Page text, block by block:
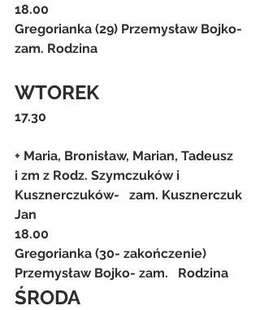
18.00
Gregorianka (29) Przemysław Bojko-
zam. Rodzina
WTOREK
17.30
+ Maria, Bronisław, Marian, Tadeusz
i zm z Rodz. Szymczuków i
Kusznerczuków-   zam. Kusznerczuk
Jan
18.00
Gregorianka (30- zakończenie)
Przemysław Bojko- zam.   Rodzina
ŚRODA